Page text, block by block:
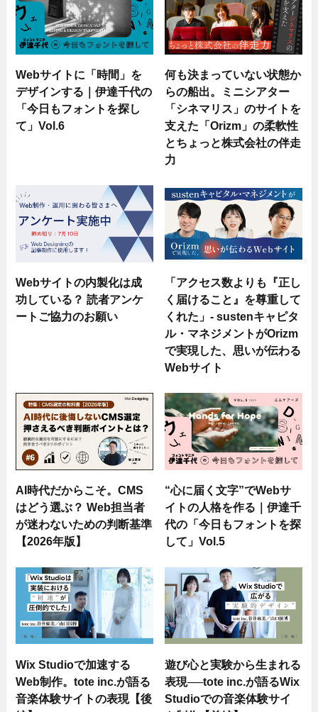
Webサイトに「時間」を
デザインする｜伊達千代の
「今日もフォントを探し
て」Vol.6
何も決まっていない状態か
らの船出。ミニシアター
「シネマリス」のサイトを
支えた「Orizm」の柔軟性
とちょっと株式会社の伴走
力
Webサイトの内製化は成
功している？ 読者アンケ
ートご協力のお願い
「アクセス数よりも『正し
く届けること』を尊重して
くれた」- sustenキャピタ
ル・マネジメントがOrizm
で実現した、思いが伝わる
Webサイト
AI時代だからこそ。CMS
はどう選ぶ？ Web担当者
が迷わないための判断基準
【2026年版】
“心に届く文字”でWebサ
イトの人格を作る｜伊達千
代の「今日もフォントを探
して」Vol.5
Wix Studioで加速する
Web制作。tote inc.が語る
音楽体験サイトの表現【後
遊び心と実験から生まれる
表現──tote inc.が語るWix
Studioでの音楽体験サイ